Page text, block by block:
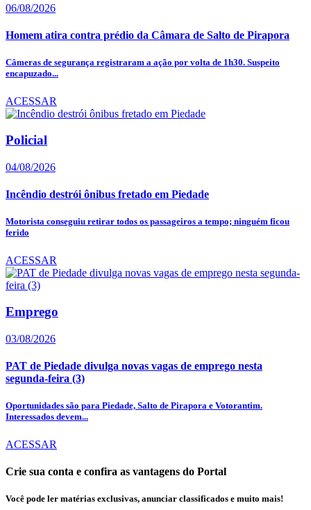
06/08/2026
Homem atira contra prédio da Câmara de Salto de Pirapora
Câmeras de segurança registraram a ação por volta de 1h30. Suspeito
encapuzado...
ACESSAR
Policial
04/08/2026
Incêndio destrói ônibus fretado em Piedade
Motorista conseguiu retirar todos os passageiros a tempo; ninguém ficou
ferido
ACESSAR
Emprego
03/08/2026
PAT de Piedade divulga novas vagas de emprego nesta
segunda-feira (3)
Oportunidades são para Piedade, Salto de Pirapora e Votorantim.
Interessados devem...
ACESSAR
Crie sua conta e confira as vantagens do Portal
Você pode ler matérias exclusivas, anunciar classificados e muito mais!